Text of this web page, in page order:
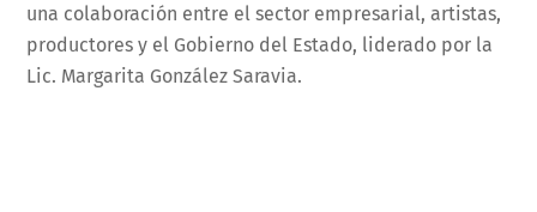
una colaboración entre el sector empresarial, artistas,
productores y el Gobierno del Estado, liderado por la
Lic. Margarita González Saravia.